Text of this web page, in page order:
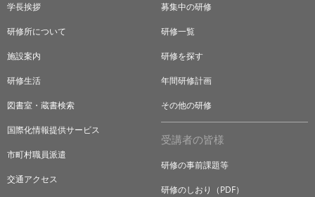
学長挨拶
研修所について
施設案内
研修生活
図書室・蔵書検索
国際化情報提供サービス
市町村職員派遣
交通アクセス
募集中の研修
研修一覧
研修を探す
年間研修計画
その他の研修
受講者の皆様
研修の事前課題等
研修のしおり（PDF）